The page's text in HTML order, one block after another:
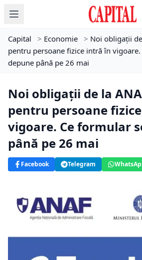
Capital > Economie > Noi obligații
pentru persoane fizice intră în
depune până pe 26 mai
Noi obligații de la
pentru persoane
vigoare. Ce formular
până pe 26 mai
Facebook Telegram